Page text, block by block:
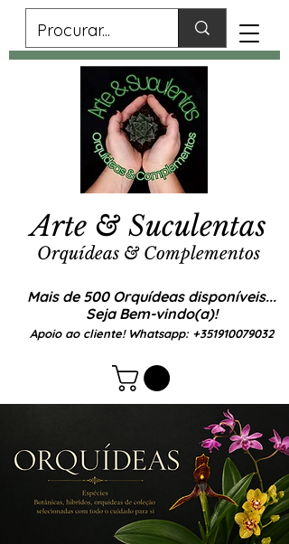
Mais de 500 Orquídeas disponíveis...
Seja Bem-vindo(a)!
Apoio ao cliente! Whatsapp: +351910079032
Arte & Suculentas
Orquídeas & Complementos